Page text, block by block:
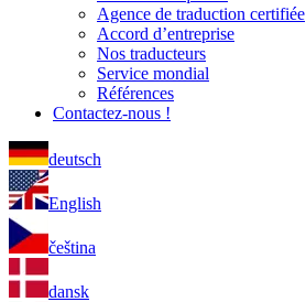
Agence de traduction certifiée
Accord d’entreprise
Nos traducteurs
Service mondial
Références
Contactez-nous !
deutsch
English
čeština
dansk